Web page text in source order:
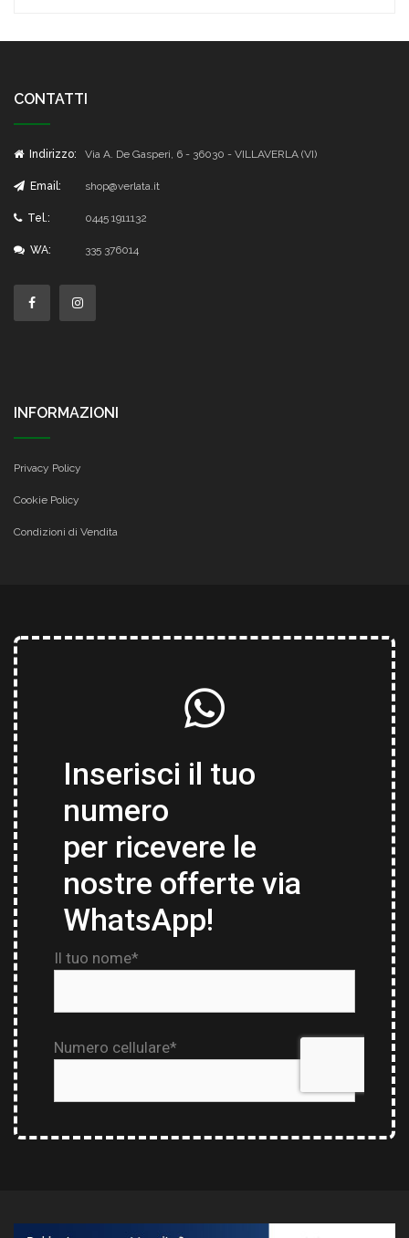
CONTATTI
Indirizzo: Via A. De Gasperi, 6 - 36030 - VILLAVERLA (VI)
Email: shop@verlata.it
Tel.: 0445 1911132
WA: 335 376014
INFORMAZIONI
Privacy Policy
Cookie Policy
Condizioni di Vendita